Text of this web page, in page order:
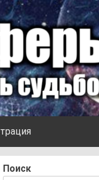
Поиск